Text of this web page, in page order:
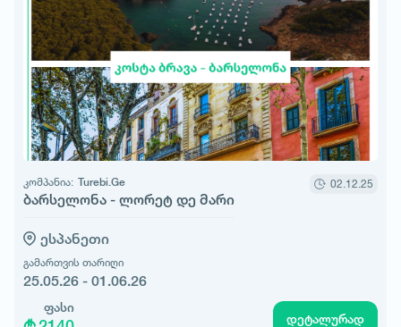
კომპანია: Turebi.Ge
ბარსელონა - ლორეტ დე მარი
02.12.25
ესპანეთი
გამართვის თარიღი
25.05.26 - 01.06.26
ფასი
დეტალურად